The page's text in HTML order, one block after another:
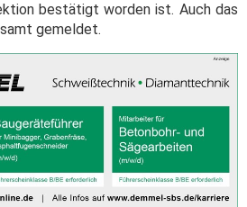
bestätigt worden ist. Auch das
gemeldet.